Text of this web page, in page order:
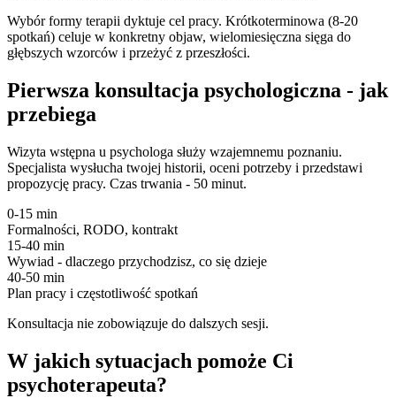
Wybór formy terapii dyktuje cel pracy. Krótkoterminowa (8-20
spotkań) celuje w konkretny objaw, wielomiesięczna sięga do
głębszych wzorców i przeżyć z przeszłości.
Pierwsza konsultacja psychologiczna - jak
przebiega
Wizyta wstępna u psychologa służy wzajemnemu poznaniu.
Specjalista wysłucha twojej historii, oceni potrzeby i przedstawi
propozycję pracy. Czas trwania - 50 minut.
0-15 min
Formalności, RODO, kontrakt
15-40 min
Wywiad - dlaczego przychodzisz, co się dzieje
40-50 min
Plan pracy i częstotliwość spotkań
Konsultacja nie zobowiązuje do dalszych sesji.
W jakich sytuacjach pomoże Ci
psychoterapeuta?